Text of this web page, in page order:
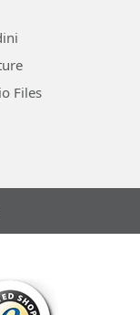
Files